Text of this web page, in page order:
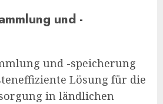
und -
und -speicherung
Lösung für die
in ländlichen